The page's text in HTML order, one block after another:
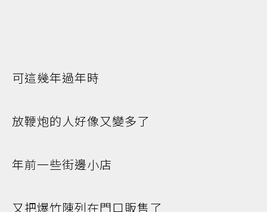
可這幾年過年時
放鞭炮的人好像又變多了
年前一些街邊小店
又把爆竹陳列在門口販售了